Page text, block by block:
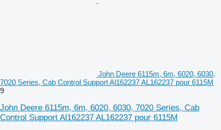
John Deere 6115m, 6m, 6020, 6030,
7020 Series, Cab Control Support Al162237 AL162237 pour 6115M
9
John Deere 6115m, 6m, 6020, 6030, 7020 Series, Cab
Control Support Al162237 AL162237 pour 6115M